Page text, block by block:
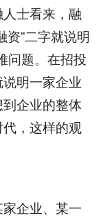
士看来，融
资”二字就说明
问题。在招投
明一家企业
企业的整体
，这样的观
企业、某一